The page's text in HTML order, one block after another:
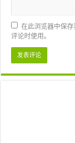
在此浏览器中保
评论时使用。